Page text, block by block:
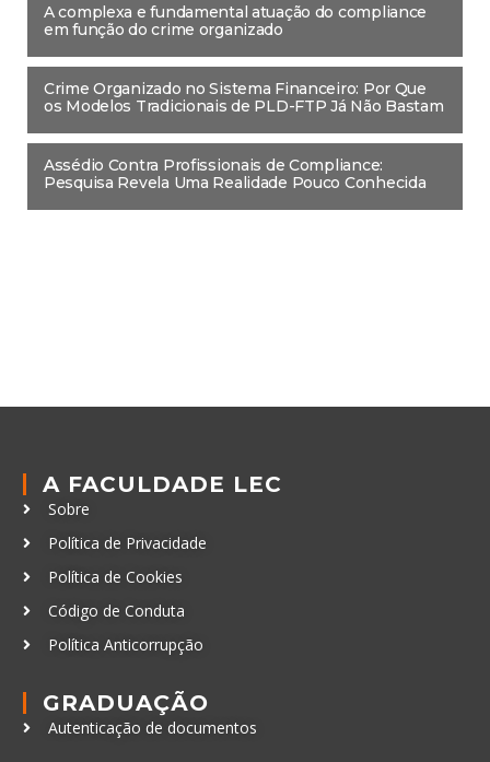
A complexa e fundamental atuação do compliance
em função do crime organizado
Crime Organizado no Sistema Financeiro: Por Que
os Modelos Tradicionais de PLD-FTP Já Não Bastam
Assédio Contra Profissionais de Compliance:
Pesquisa Revela Uma Realidade Pouco Conhecida
A FACULDADE LEC
Sobre
Política de Privacidade
Política de Cookies
Código de Conduta
Política Anticorrupção
GRADUAÇÃO
Autenticação de documentos